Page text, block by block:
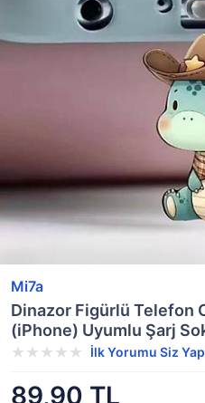
Mi7a
Dinazor Figürlü Telefon
(iPhone) Uyumlu Şarj
İlk Yorumu Siz
89,90 TL